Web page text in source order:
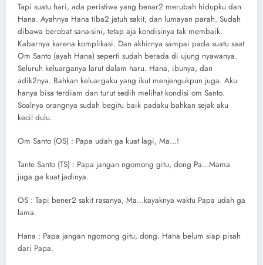
Tapi suatu hari, ada peristiwa yang benar2 merubah hidupku dan
Hana. Ayahnya Hana tiba2 jatuh sakit, dan lumayan parah. Sudah
dibawa berobat sana-sini, tetap aja kondisinya tak membaik.
Kabarnya karena komplikasi. Dan akhirnya sampai pada suatu saat
Om Santo (ayah Hana) seperti sudah berada di ujung nyawanya.
Seluruh keluarganya larut dalam haru. Hana, ibunya, dan
adik2nya. Bahkan keluargaku yang ikut menjengukpun juga. Aku
hanya bisa terdiam dan turut sedih melihat kondisi om Santo.
Soalnya orangnya sudah begitu baik padaku bahkan sejak aku
kecil dulu.
Om Santo (OS) : Papa udah ga kuat lagi, Ma…!
Tante Santo (TS) : Papa jangan ngomong gitu, dong Pa…Mama
juga ga kuat jadinya.
OS : Tapi bener2 sakit rasanya, Ma…kayaknya waktu Papa udah ga
lama.
Hana : Papa jangan ngomong gitu, dong. Hana belum siap pisah
dari Papa.